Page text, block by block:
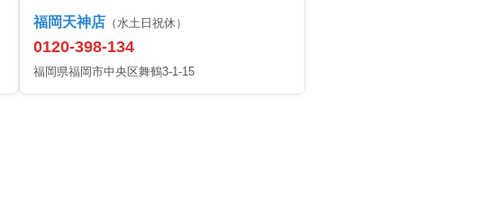
福岡天神店 （水土日祝休）
0120-398-134
福岡県福岡市中央区舞鶴3-1-15